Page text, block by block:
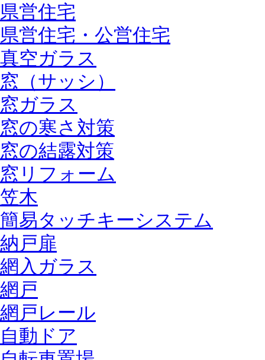
県営住宅
県営住宅・公営住宅
真空ガラス
窓（サッシ）
窓ガラス
窓の寒さ対策
窓の結露対策
窓リフォーム
笠木
簡易タッチキーシステム
納戸扉
網入ガラス
網戸
網戸レール
自動ドア